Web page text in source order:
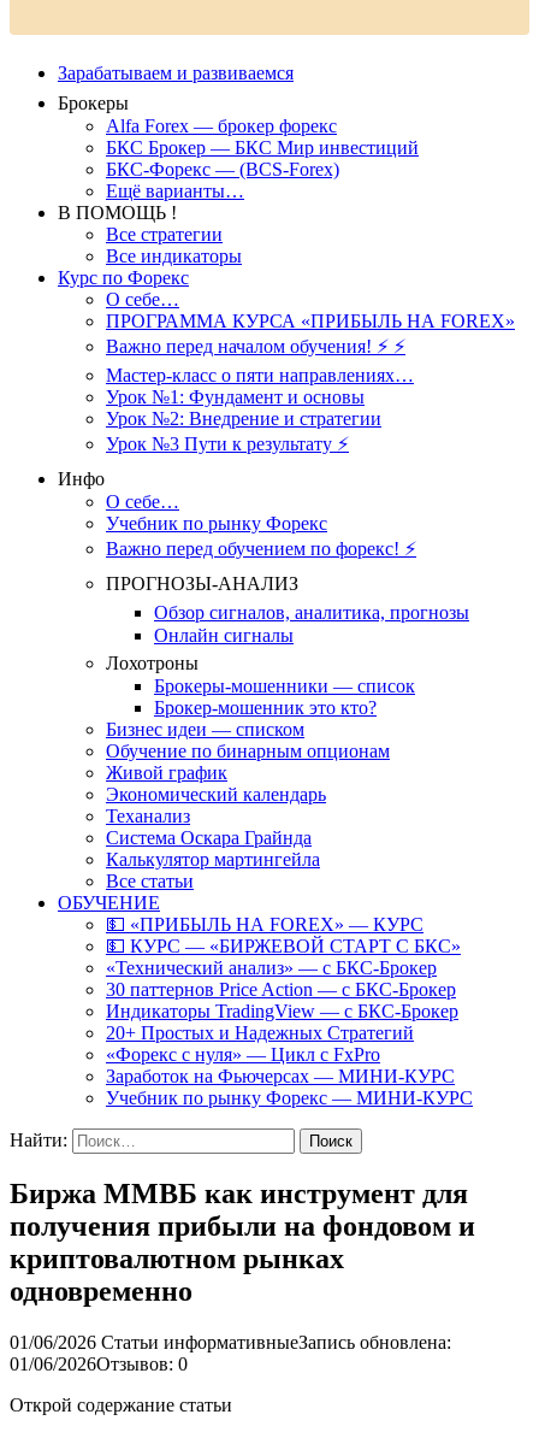
Зарабатываем и развиваемся
Брокеры
Alfa Forex — брокер форекс
БКС Брокер — БКС Мир инвестиций
БКС-Форекс — (BCS-Forex)
Ещё варианты…
В ПОМОЩЬ !
Все стратегии
Все индикаторы
Курс по Форекс
О себе…
ПРОГРАММА КУРСА «ПРИБЫЛЬ НА FOREX»
Важно перед началом обучения! ⚡ ⚡
Мастер-класс о пяти направлениях…
Урок №1: Фундамент и основы
Урок №2: Внедрение и стратегии
Урок №3 Пути к результату ⚡️
Инфо
О себе…
Учебник по рынку Форекс
Важно перед обучением по форекс! ⚡
ПРОГНОЗЫ-АНАЛИЗ
Обзор сигналов, аналитика, прогнозы
Онлайн сигналы
Лохотроны
Брокеры-мошенники — список
Брокер-мошенник это кто?
Бизнес идеи — списком
Обучение по бинарным опционам
Живой график
Экономический календарь
Теханализ
Система Оскара Грайнда
Калькулятор мартингейла
Все статьи
ОБУЧЕНИЕ
💵 «ПРИБЫЛЬ НА FOREX» — КУРС
💵 КУРС — «БИРЖЕВОЙ СТАРТ С БКС»
«Технический анализ» — с БКС-Брокер
30 паттернов Price Action — с БКС-Брокер
Индикаторы TradingView — с БКС-Брокер
20+ Простых и Надежных Стратегий
«Форекс с нуля» — Цикл с FxPro
Заработок на Фьючерсах — МИНИ-КУРС
Учебник по рынку Форекс — МИНИ-КУРС
Найти:
Биржа ММВБ как инструмент для
получения прибыли на фондовом и
криптовалютном рынках
одновременно
01/06/2026 Статьи информативныеЗапись обновлена:
01/06/2026Отзывов: 0
Открой содержание статьи